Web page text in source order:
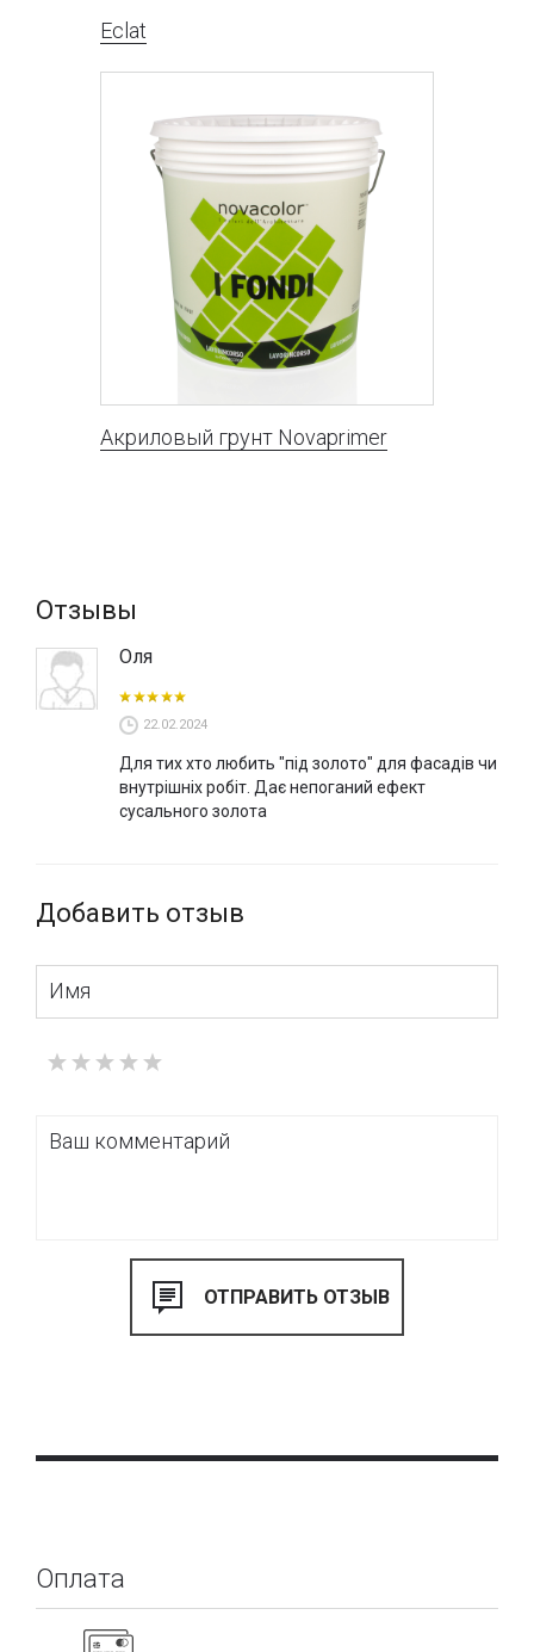
Eclat
Акриловый грунт Novaprimer
Отзывы
Оля
22.02.2024
Для тих хто любить "під золото" для фасадів чи
внутрішніх робіт. Дає непоганий ефект
сусального золота
Добавить отзыв
Оплата